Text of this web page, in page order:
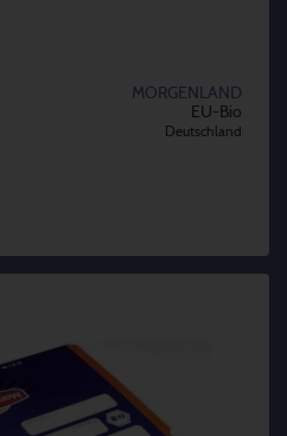
MORGENLAND
EU-Bio
Deutschland